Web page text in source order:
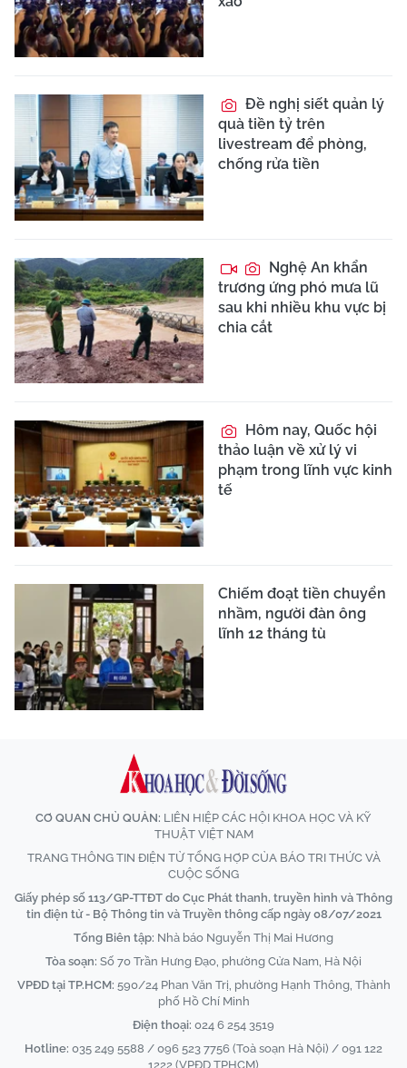
Đề nghị siết quản lý
quà tiền tỷ trên
livestream để phòng,
chống rửa tiền
Nghệ An khẩn
trương ứng phó mưa lũ
sau khi nhiều khu vực bị
chia cắt
Hôm nay, Quốc hội
thảo luận về xử lý vi
phạm trong lĩnh vực kinh
tế
Chiếm đoạt tiền chuyển
nhầm, người đàn ông
lĩnh 12 tháng tù
CƠ QUAN CHỦ QUẢN: LIÊN HIỆP CÁC HỘI KHOA HỌC VÀ KỸ
THUẬT VIỆT NAM
TRANG THÔNG TIN ĐIỆN TỬ TỔNG HỢP CỦA BÁO TRI THỨC VÀ
CUỘC SỐNG
Giấy phép số 113/GP-TTĐT do Cục Phát thanh, truyền hình và Thông
tin điện tử - Bộ Thông tin và Truyền thông cấp ngày 08/07/2021
Tổng Biên tập: Nhà báo Nguyễn Thị Mai Hương
Tòa soạn: Số 70 Trần Hưng Đạo, phường Cửa Nam, Hà Nội
VPĐD tại TP.HCM: 590/24 Phan Văn Trị, phường Hạnh Thông, Thành
phố Hồ Chí Minh
Điện thoại: 024 6 254 3519
Hotline: 035 249 5588 / 096 523 7756 (Toà soạn Hà Nội) / 091 122
1222 (VPĐD TPHCM)